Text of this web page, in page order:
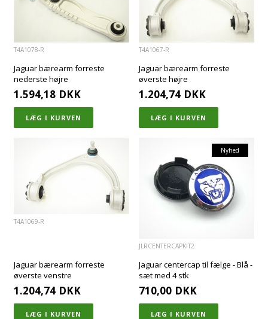
T4A1078-R
Jaguar bærearm forreste
nederste højre
1.594,18 DKK
T4A1067-R
Jaguar bærearm forreste
øverste højre
1.204,74 DKK
T4A1069-R
Jaguar bærearm forreste
øverste venstre
1.204,74 DKK
Nyhed
JLRCENTERCAPKIT2
Jaguar centercap til fælge - Blå -
sæt med 4 stk
710,00 DKK